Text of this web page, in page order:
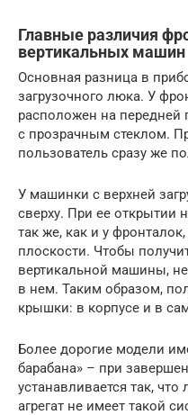
Главные различия
вертикальных машин
Основная разница в
загрузочного люка. У
расположен на передней
с прозрачным стеклом.
пользователь сразу же
У машинки с верхней
сверху. При ее открытии
так же, как и у
плоскости. Чтобы
вертикальной машины,
в нем. Таким образом,
крышки: в корпусе и в
Более дорогие модели
барабана» – при
устанавливается так,
агрегат не имеет такой